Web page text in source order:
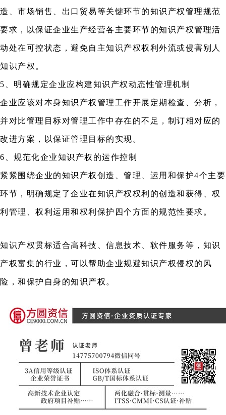
造、市场销售、出口贸易等关键环节的知识产权管理规范
要求，以保证企业生产经营各主要环节的知识产权管理活
动处在可控状态，避免自主知识产权权利外流或侵害别人
知识产权。
5、明确规定企业应构建知识产权动态性管理机制
企业应该对本身知识产权管理工作开展定期检查、分析，
并对比管理目标对管理工作中存在的不足，制订相对应的
改进方案，以保证管理目标的实现。
6、规范化企业知识产权的运作控制
紧紧围绕企业的知识产权创造、管理、运用和保护4个主要
环节，明确规定了企业在知识产权权利的创造和获得、权
利管理、权利运用和权利保护四个方面的规范性要求。
知识产权贯标适合高科技、信息技术、软件服务等，知识
产权富集的行业，可以帮助企业规避知识产权侵权的风
险，和保护自身的知识产权。